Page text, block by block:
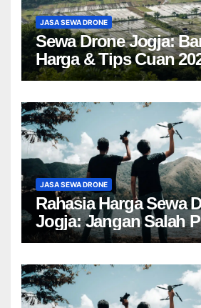
JASA SEWA DRONE
Sewa Drone Jogja:
Harga & Tips Cuan
JASA SEWA DRONE
Rahasia Harga Sewa
Jogja: Jangan Salah